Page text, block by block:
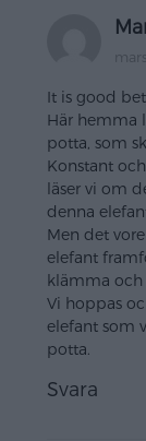
It is good
Här hemma
potta, som
Konstant
läser vi om
denna
Men det
elefant
klämma
Vi hoppas
elefant som
potta.
Svara